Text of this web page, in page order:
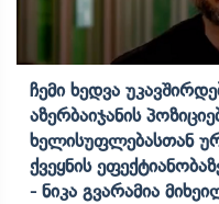
Ჩემი Ხედვა
Აზერბაიჯანის
Ხელისუფლებასთან
Ქვეყნის
- Ნიკა Გვარამია